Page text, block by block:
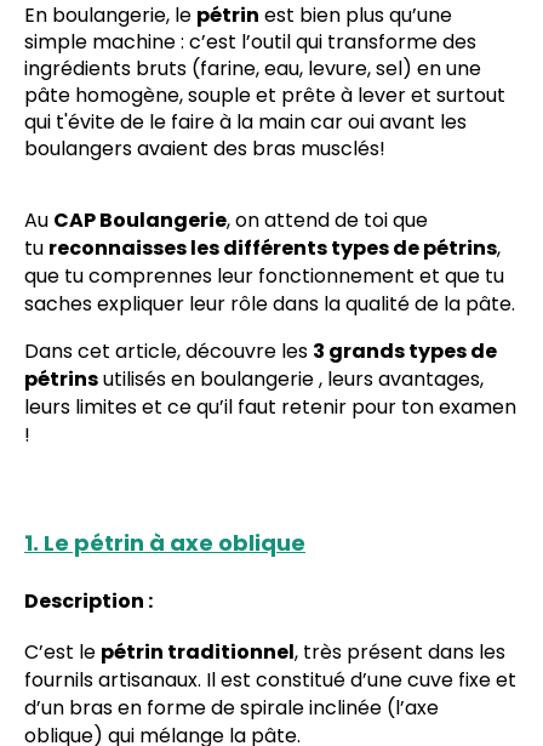
En boulangerie, le pétrin est bien plus qu’une
simple machine : c’est l’outil qui transforme des
ingrédients bruts (farine, eau, levure, sel) en une
pâte homogène, souple et prête à lever et surtout
qui t'évite de le faire à la main car oui avant les
boulangers avaient des bras musclés!
Au CAP Boulangerie, on attend de toi que
tu reconnaisses les différents types de pétrins,
que tu comprennes leur fonctionnement et que tu
saches expliquer leur rôle dans la qualité de la pâte.
Dans cet article, découvre les 3 grands types de
pétrinsutilisés en boulangerie , leurs avantages,
leurs limites et ce qu’il faut retenir pour ton examen
!
1. Le pétrin à axe oblique
Description :
C’est le pétrin traditionnel, très présent dans les
fournils artisanaux. Il est constitué d’une cuve fixe et
d’un bras en forme de spirale inclinée (l’axe
oblique) qui mélange la pâte.